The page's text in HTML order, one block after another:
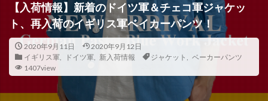
【入荷情報】新着のドイツ軍＆チェコ軍ジャケッ
ト、再入荷のイギリス軍ベイカーパンツ！
2020年9月11日
2020年9月12日
イギリス軍, ドイツ軍, 新入荷情報 ジャケット
ベーカーパンツ
1407view